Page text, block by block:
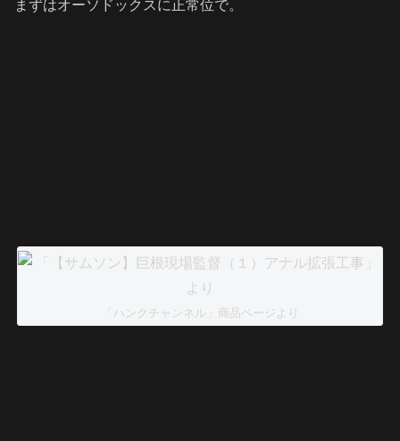
まずはオーソドックスに正常位で。
「ハンクチャンネル」商品ページより